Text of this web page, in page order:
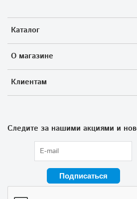
Каталог
О магазине
Клиентам
Следите за нашими акциями и
Подписаться